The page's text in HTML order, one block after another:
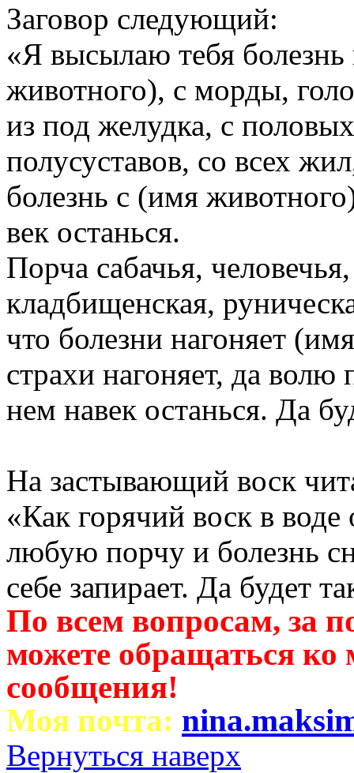
Заговор следующий:
«Я высылаю тебя
животного), с морды,
из под желудка, с
полусуставов, со всех
болезнь с (имя
век останься.
Порча сабачья,
кладбищенская,
что болезни нагоняет
страхи нагоняет, да волю
нем навек останься. Да
На застывающий воск
«Как горячий воск в воде
любую порчу и болезнь
себе запирает. Да будет
По всем вопросам, за
можете обращаться
сообщения!
Моя почта:
Вернуться наверх